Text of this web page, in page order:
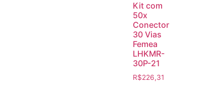
Kit com
50x
Conector
30 Vias
Femea
LHKMR-
30P-21
R$226,31